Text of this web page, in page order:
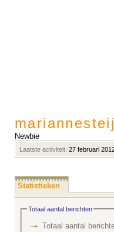
Newbie
Laatste activiteit: 27 februari
Statistieken
Totaal aantal berichten
Totaal aantal